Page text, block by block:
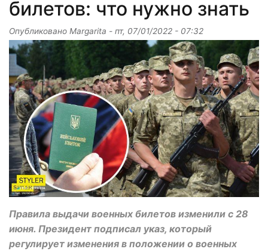
билетов: что нужно знать
Опубликовано Margarita - пт, 07/01/2022 - 07:32
Правила выдачи военных билетов изменили с 28
июня. Президент подписал указ, который
регулирует изменения в положении о военных